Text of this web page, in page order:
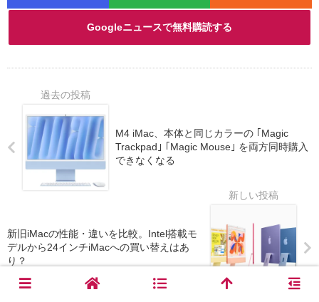
Googleニュースで無料購読する
M4 iMac、本体と同じカラーの ｢Magic
Trackpad｣ ｢Magic Mouse｣ を両方同時購入
できなくなる
新旧iMacの性能・違いを比較。Intel搭載モ
デルから24インチiMacへの買い替えはあ
り？